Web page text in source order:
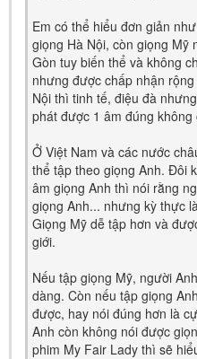
Em có thể hiểu đơn giản
giọng Hà Nội, còn giọng Mỹ
Gòn tuy biến thể và không
nhưng được chấp nhận
Nội thì tinh tế, điệu đà
phát được 1 âm đúng
Ở Việt Nam và các nước
thể tập theo giọng Anh. Đôi
âm giọng Anh thì nói rằng
giọng Anh... nhưng kỳ thực
Giọng Mỹ dễ tập hơn và
giới.
Nếu tập giọng Mỹ, người
dàng. Còn nếu tập giọng
được, hay nói đúng hơn là
Anh còn không nói được
phim My Fair Lady thì sẽ